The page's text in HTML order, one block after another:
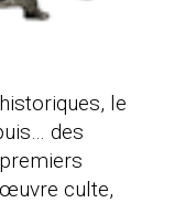
le
des
culte,